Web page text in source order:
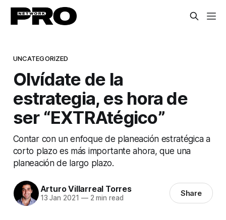
UNCATEGORIZED
Olvídate de la
estrategia, es hora de
ser “EXTRAtégico”
Contar con un enfoque de planeación estratégica a
corto plazo es más importante ahora, que una
planeación de largo plazo.
Arturo Villarreal Torres
13 Jan 2021 —2 min read Share